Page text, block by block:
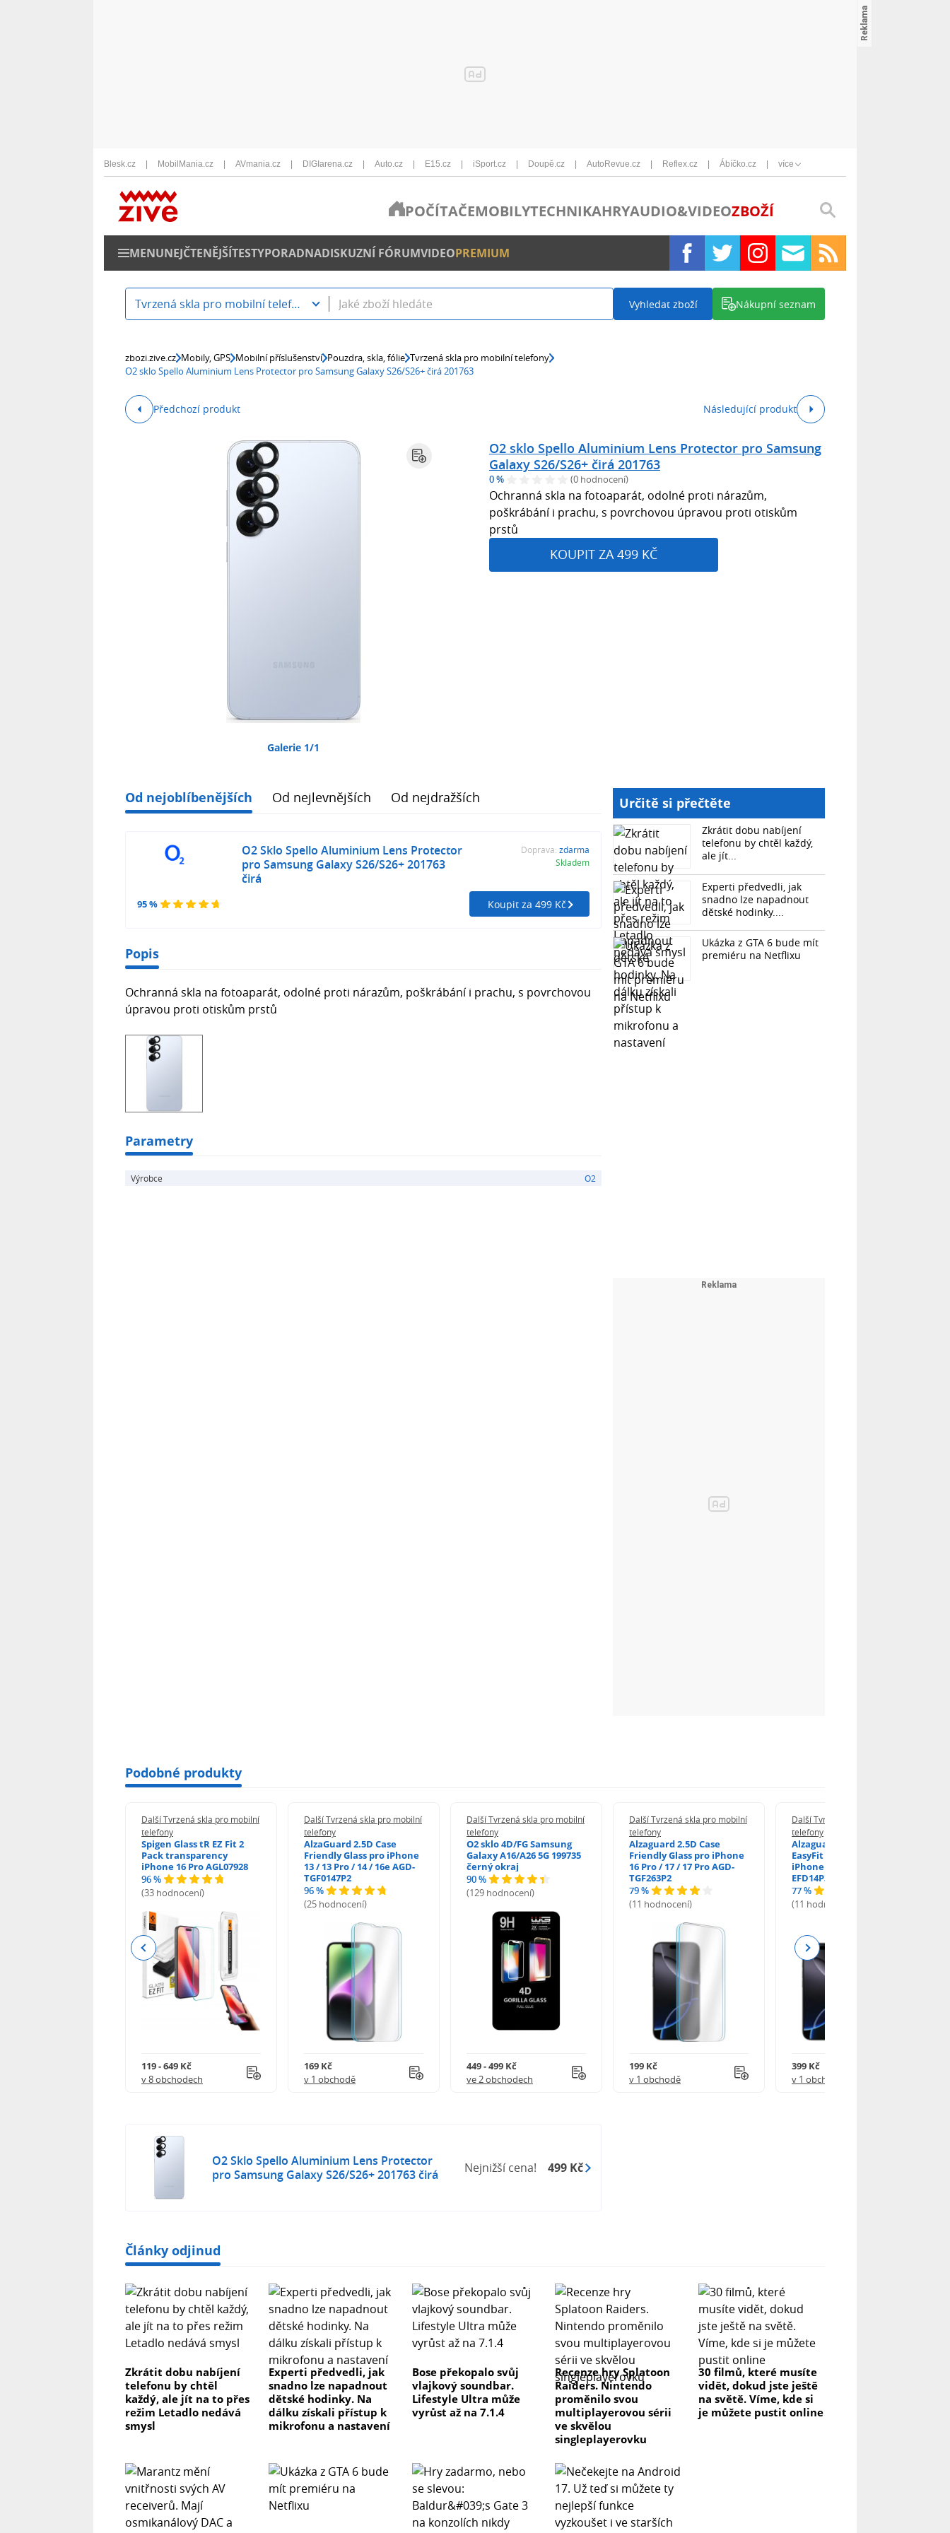
Blesk.cz MobilMania.cz AVmania.cz DIGIarena.cz Auto.cz E15.cz iSport.cz Doupě.cz AutoRevue.cz Reflex.cz Ábíčko.cz více
POČÍTAČEMOBILYTECHNIKAHRYAUDIO&VIDEOZBOŽÍ
MENUNEJČTENĚJŠÍTESTYPORADNADISKUZNÍ FÓRUMVIDEOPREMIUM
Tvrzená skla pro mobilní telefony Vyhledat zboží Nákupní seznam
zbozi.zive.cz Mobily, GPS Mobilní příslušenství Pouzdra, skla, fólie Tvrzená skla pro mobilní telefony
O2 sklo Spello Aluminium Lens Protector pro Samsung Galaxy S26/S26+ čirá 201763
Předchozí produkt Následující produkt
Galerie 1/1
O2 sklo Spello Aluminium Lens Protector pro Samsung
Galaxy S26/S26+ čirá 201763
0 % (0 hodnocení)
Ochranná skla na fotoaparát, odolné proti nárazům,
poškrábání i prachu, s povrchovou úpravou proti otiskům
prstů
KOUPIT ZA 499 KČ
Od nejoblíbenějších Od nejlevnějších Od nejdražších
95 %
O2 Sklo Spello Aluminium Lens Protector
pro Samsung Galaxy S26/S26+ 201763
čirá
Doprava: zdarma
Skladem
Koupit za 499 Kč
Popis
Ochranná skla na fotoaparát, odolné proti nárazům, poškrábání i prachu, s povrchovou
úpravou proti otiskům prstů
Parametry
Výrobce O2
Určitě si přečtěte
Zkrátit dobu nabíjení
telefonu by chtěl každý,
ale jít...
Experti předvedli, jak
snadno lze napadnout
dětské hodinky....
Ukázka z GTA 6 bude mít
premiéru na Netflixu
Podobné produkty
Další Tvrzená skla pro mobilní
telefony
Spigen Glass tR EZ Fit 2
Pack transparency
iPhone 16 Pro AGL07928
96 %
(33 hodnocení)
119 - 649 Kč
v 8 obchodech
Další Tvrzená skla pro mobilní
telefony
AlzaGuard 2.5D Case
Friendly Glass pro iPhone
13 / 13 Pro / 14 / 16e AGD-
TGF0147P2
96 %
(25 hodnocení)
169 Kč
v 1 obchodě
Další Tvrzená skla pro mobilní
telefony
O2 sklo 4D/FG Samsung
Galaxy A16/A26 5G 199735
černý okraj
90 %
(129 hodnocení)
449 - 499 Kč
ve 2 obchodech
Další Tvrzená skla pro mobilní
telefony
Alzaguard 2.5D Case
Friendly Glass pro iPhone
16 Pro / 17 / 17 Pro AGD-
TGF263P2
79 %
(11 hodnocení)
199 Kč
v 1 obchodě
Další Tvrzená skla pro mobilní
telefony
Alzaguard 2.5D Glass
EasyFit DustFree pro
iPhone 16 Pro / 17 AGD-
EFD14P3
77 %
(11 hodnocení)
399 Kč
v 1 obchodě
Previous Next
O2 Sklo Spello Aluminium Lens Protector
pro Samsung Galaxy S26/S26+ 201763 čirá
Nejnižší cena! 499 Kč
Články odjinud
Zkrátit dobu nabíjení
telefonu by chtěl
každý, ale jít na to přes
režim Letadlo nedává
smysl
Experti předvedli, jak
snadno lze napadnout
dětské hodinky. Na
dálku získali přístup k
mikrofonu a nastavení
Bose překopalo svůj
vlajkový soundbar.
Lifestyle Ultra může
vyrůst až na 7.1.4
Recenze hry Splatoon
Raiders. Nintendo
proměnilo svou
multiplayerovou sérii
ve skvělou
singleplayerovku
30 filmů, které musíte
vidět, dokud jste ještě
na světě. Víme, kde si
je můžete pustit online